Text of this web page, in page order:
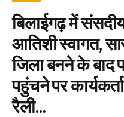
बिलाईगढ़ में
आतिशी स्वागत,
जिला बनने के बाद
पहुंचने पर
रैली…